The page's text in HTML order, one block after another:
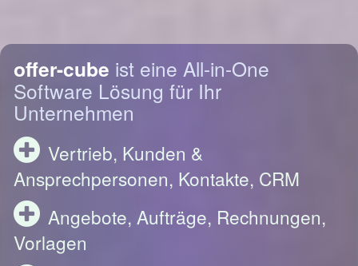
offer-cube ist eine All-in-One
Software Lösung für Ihr
Unternehmen
Vertrieb, Kunden &
Ansprechpersonen, Kontakte, CRM
Angebote, Aufträge, Rechnungen,
Vorlagen